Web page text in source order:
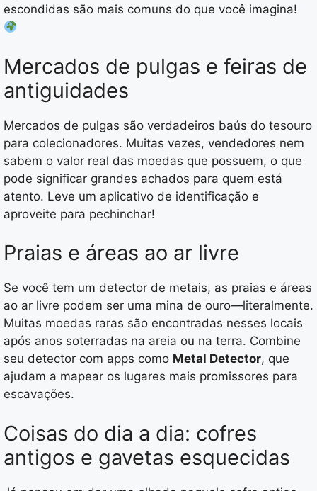
escondidas são mais comuns do que você imagina!
Mercados de pulgas e feiras de
antiguidades
Mercados de pulgas são verdadeiros baús do tesouro
para colecionadores. Muitas vezes, vendedores nem
sabem o valor real das moedas que possuem, o que
pode significar grandes achados para quem está
atento. Leve um aplicativo de identificação e
aproveite para pechinchar!
Praias e áreas ao ar livre
Se você tem um detector de metais, as praias e áreas
ao ar livre podem ser uma mina de ouro—literalmente.
Muitas moedas raras são encontradas nesses locais
após anos soterradas na areia ou na terra. Combine
seu detector com apps como Metal Detector, que
ajudam a mapear os lugares mais promissores para
escavações.
Coisas do dia a dia: cofres
antigos e gavetas esquecidas